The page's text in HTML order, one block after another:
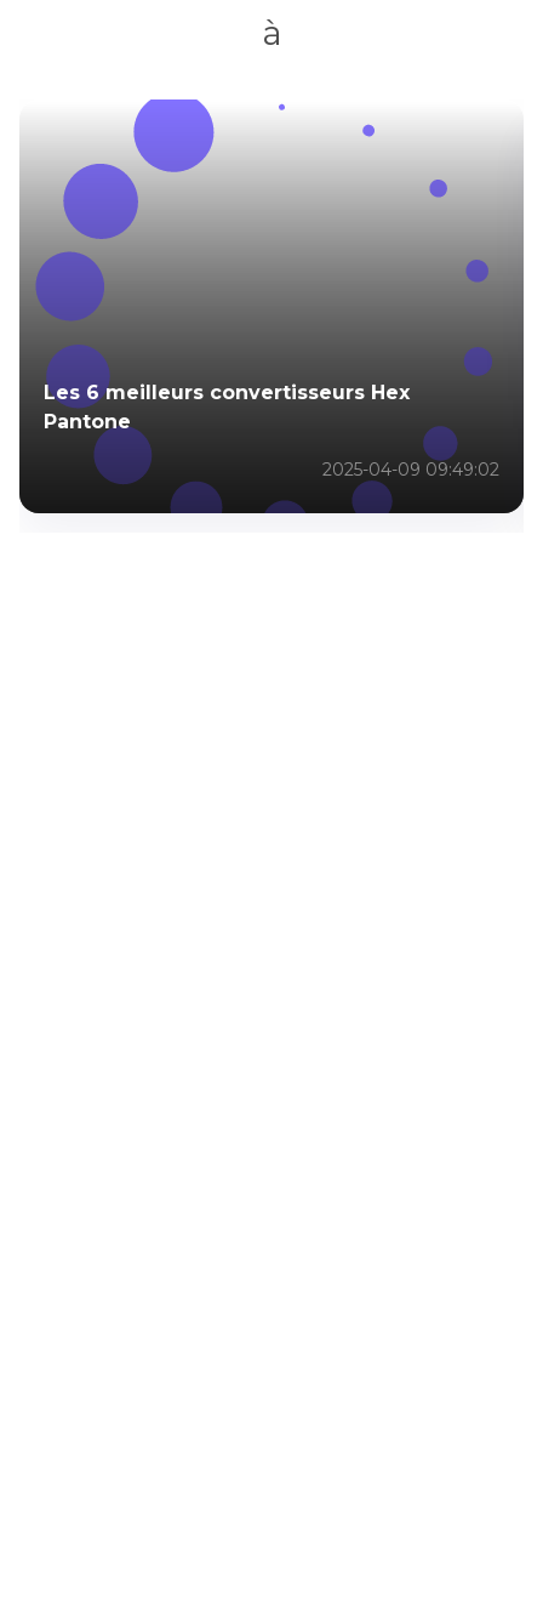
à
Les 6 meilleurs convertisseurs Hex
Pantone
2025-04-09 09:49:02